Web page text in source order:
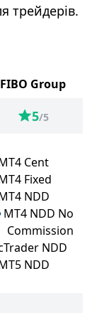
трейдерів.
FIBO Group
5/5
Cent
Fixed
NDD
MT4 NDD No
Commission
NDD
NDD